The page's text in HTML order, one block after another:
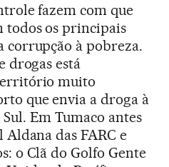
fazem com que
todos os principais
corrupção à pobreza.
drogas está
muito
que envia a droga à
Em Tumaco antes
Aldana das FARC e
o Clã do Golfo Gente